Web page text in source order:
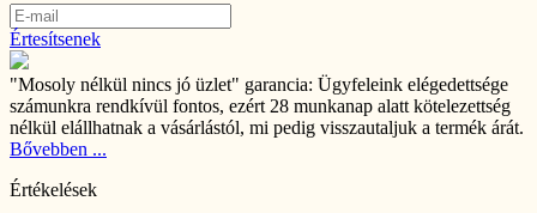
Értesítsenek
"Mosoly nélkül nincs jó üzlet" garancia: Ügyfeleink elégedettsége
számunkra rendkívül fontos, ezért 28 munkanap alatt kötelezettség
nélkül elállhatnak a vásárlástól, mi pedig visszautaljuk a termék árát.
Bővebben ...
Értékelések